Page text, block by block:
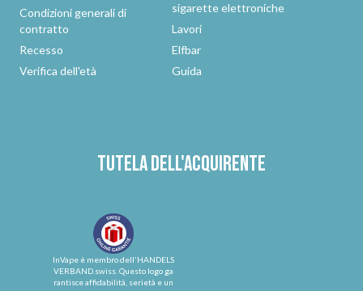
Condizioni generali di
contratto
Recesso
Verifica dell'età
sigarette elettroniche
Lavori
Elfbar
Guida
Tutela dell'acquirente
InVape è membro dell'HANDELS
VERBAND.swiss. Questo logo ga
rantisce affidabilità, serietà e un